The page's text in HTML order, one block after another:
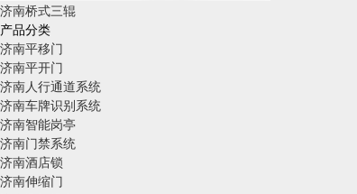
济南桥式三辊
产品分类
济南平移门
济南平开门
济南人行通道系统
济南车牌识别系统
济南智能岗亭
济南门禁系统
济南酒店锁
济南伸缩门